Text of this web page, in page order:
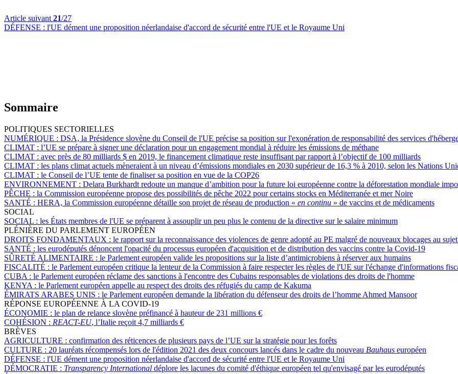
Article suivant 21/27
DÉFENSE : l'UE dément une proposition néerlandaise d'accord de sécurité entre l'UE et le Royaume Uni
Sommaire
POLITIQUES SECTORIELLES
NUMÉRIQUE : DSA, la Présidence slovène du Conseil de l'UE précise sa position sur l'exonération de responsabilité des services
CLIMAT : l’UE se prépare à signer une déclaration pour un engagement mondial à réduire les émissions de méthane
CLIMAT : avec près de 80 milliards $ en 2019, le financement climatique reste insuffisant par rapport à l’objectif de 100 milliards
CLIMAT : les plans climat actuels mèneraient à un niveau d’émissions mondiales en 2030 supérieur de 16,3 % à 2010, selon les Nations
CLIMAT : le Conseil de l’UE tente de finaliser sa position en vue de la COP26
ENVIRONNEMENT : Delara Burkhardt redoute un manque d’ambition pour la future loi européenne contre la déforestation mondiale
PÊCHE : la Commission européenne propose des possibilités de pêche 2022 pour certains stocks en Méditerranée et mer Noire
SANTÉ : HERA, la Commission européenne détaille son projet de réseau de production « en continu » de vaccins et de médicaments
SOCIAL
SOCIAL : les États membres de l'UE se préparent à assouplir un peu plus le contenu de la directive sur le salaire minimum
PLÉNIÈRE DU PARLEMENT EUROPÉEN
DROITS FONDAMENTAUX : le rapport sur la reconnaissance des violences de genre adopté au PE malgré de nouveaux blocages au
SANTÉ : les eurodéputés dénoncent l'opacité du processus européen d'acquisition et de distribution des vaccins contre la Covid-19
SÛRETÉ ALIMENTAIRE : le Parlement européen valide les propositions sur la liste d’antimicrobiens à réserver aux humains
FISCALITÉ : le Parlement européen critique la lenteur de la Commission à faire respecter les règles de l'UE sur l'échange d'informations
CUBA : le Parlement européen réclame des sanctions à l'encontre des Cubains responsables de violations des droits de l'homme
KENYA : le Parlement européen appelle au respect des droits des réfugiés du camp de Kakuma
ÉMIRATS ARABES UNIS : le Parlement européen demande la libération du défenseur des droits de l’homme Ahmed Mansoor
RÉPONSE EUROPÉENNE À LA COVID-19
ÉCONOMIE : le plan de relance slovène préfinancé à hauteur de 231 millions €
COHÉSION : REACT-EU, l’Italie reçoit 4,7 milliards €
BRÈVES
AGRICULTURE : confirmation des réticences de plusieurs pays de l’UE sur la stratégie pour les forêts
CULTURE : 20 lauréats récompensés lors de l'édition 2021 des deux concours lancés dans le cadre du nouveau Bauhaus européen
DÉFENSE : l'UE dément une proposition néerlandaise d'accord de sécurité entre l'UE et le Royaume Uni
DÉMOCRATIE : Transparency International déplore les lacunes du comité d'éthique européen tel qu'envisagé par les eurodéputés